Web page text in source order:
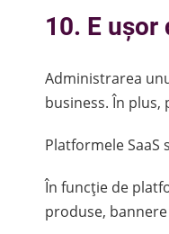
10. E
Administrarea
business. În
Platformele
În funcție de
produse,